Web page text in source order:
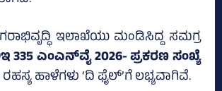
ಇಲಾಖೆಯು ಮಂಡಿಸಿದ್ದ ಸಮಗ್ರ
335 ಎಂಎನ್‌ವೈ 2026- ಪ್ರಕರಣ ಸಂಖ್ಯೆ
ರಹಸ್ಯ ಹಾಳೆಗಳು ‘ದಿ ಫೈಲ್‌’ಗೆ ಲಭ್ಯವಾಗಿವೆ.